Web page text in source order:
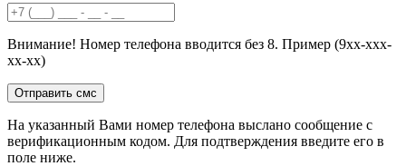
Внимание! Номер телефона вводится без 8. Пример (9хх-ххх-
хх-хх)
На указанный Вами номер телефона выслано сообщение с
верификационным кодом. Для подтверждения введите его в
поле ниже.